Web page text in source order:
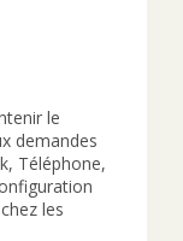
le
demandes
Téléphone,
les